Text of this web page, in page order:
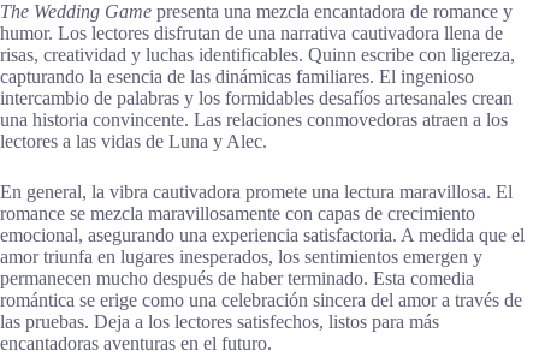
The Wedding Game presenta una mezcla encantadora de romance y
humor. Los lectores disfrutan de una narrativa cautivadora llena de
risas, creatividad y luchas identificables. Quinn escribe con ligereza,
capturando la esencia de las dinámicas familiares. El ingenioso
intercambio de palabras y los formidables desafíos artesanales crean
una historia convincente. Las relaciones conmovedoras atraen a los
lectores a las vidas de Luna y Alec.
En general, la vibra cautivadora promete una lectura maravillosa. El
romance se mezcla maravillosamente con capas de crecimiento
emocional, asegurando una experiencia satisfactoria. A medida que el
amor triunfa en lugares inesperados, los sentimientos emergen y
permanecen mucho después de haber terminado. Esta comedia
romántica se erige como una celebración sincera del amor a través de
las pruebas. Deja a los lectores satisfechos, listos para más
encantadoras aventuras en el futuro.